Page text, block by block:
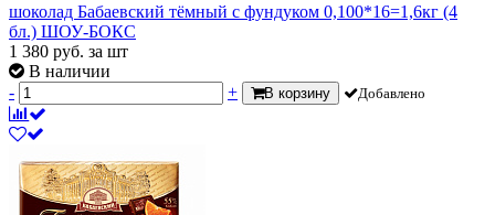
шоколад Бабаевский тёмный с фундуком 0,100*16=1,6кг (4
бл.) ШОУ-БОКС
1 380 руб. за шт
В наличии
-
+ В корзину Добавлено